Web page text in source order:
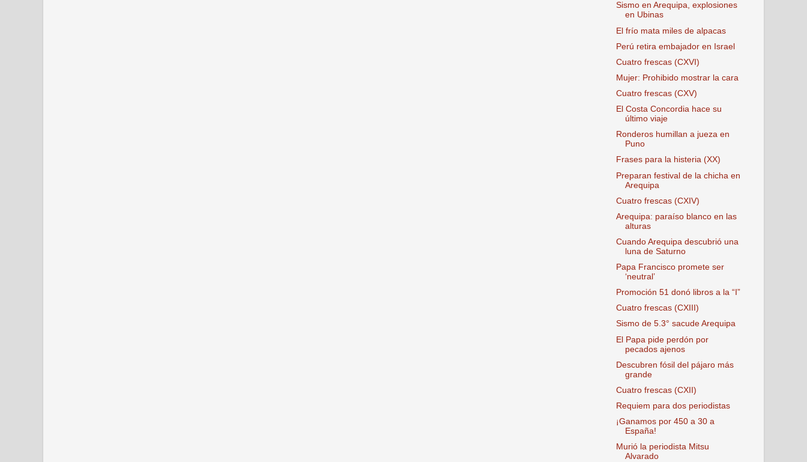
Sismo en Arequipa, explosiones
en Ubinas
El frío mata miles de alpacas
Perú retira embajador en Israel
Cuatro frescas (CXVI)
Mujer: Prohibido mostrar la cara
Cuatro frescas (CXV)
El Costa Concordia hace su
último viaje
Ronderos humillan a jueza en
Puno
Frases para la histeria (XX)
Preparan festival de la chicha en
Arequipa
Cuatro frescas (CXIV)
Arequipa: paraíso blanco en las
alturas
Cuando Arequipa descubrió una
luna de Saturno
Papa Francisco promete ser
‘neutral’
Promoción 51 donó libros a la “I”
Cuatro frescas (CXIII)
Sismo de 5.3° sacude Arequipa
El Papa pide perdón por
pecados ajenos
Descubren fósil del pájaro más
grande
Cuatro frescas (CXII)
Requiem para dos periodistas
¡Ganamos por 450 a 30 a
España!
Murió la periodista Mitsu
Alvarado